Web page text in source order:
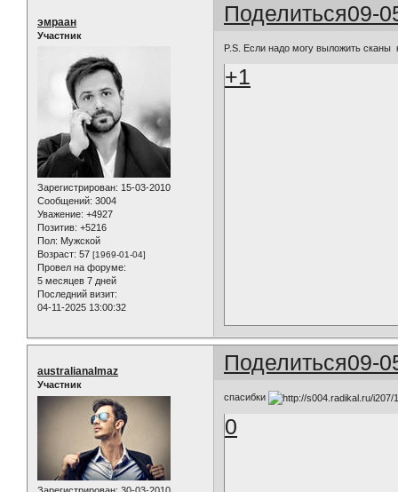
Поделиться09-
эмраан
Участник
Зарегистрирован: 15-03-2010
Сообщений: 3004
Уважение: +4927
Позитив: +5216
Пол: Мужской
Возраст: 57 [1969-01-04]
Провел на форуме:
5 месяцев 7 дней
Последний визит:
04-11-2025 13:00:32
P.S. Если надо могу выложить сканы
+1
Поделиться09-
australianalmaz
Участник
спасибки
0